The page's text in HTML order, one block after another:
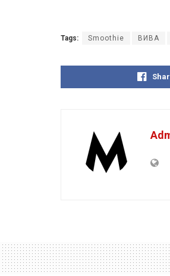
Tags: Smoothie ВИВА